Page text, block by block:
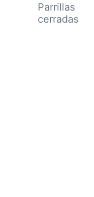
Parrillas
cerradas